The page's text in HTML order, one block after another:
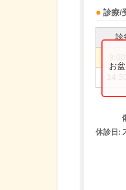
診療/
診
お
休診日: